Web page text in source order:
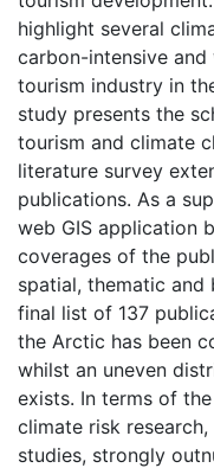
highlight several
carbon-intensive
tourism industry in
study presents the
tourism and climate
literature survey
publications. As a
web GIS application
coverages of the
spatial, thematic
final list of 137
the Arctic has been
whilst an uneven
exists. In terms of
climate risk
studies, strongly